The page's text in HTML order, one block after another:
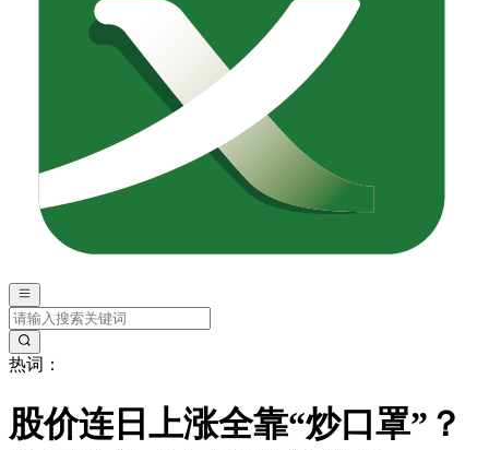
热词：
股价连日上涨全靠“炒口罩”？